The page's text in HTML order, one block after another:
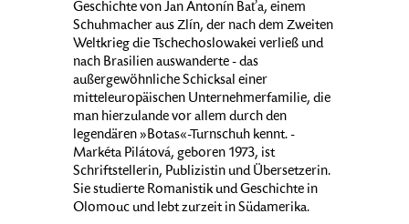
Geschichte von Jan Antonín Baťa, einem
Schuhmacher aus Zlín, der nach dem Zweiten
Weltkrieg die Tschechoslowakei verließ und
nach Brasilien auswanderte - das
außergewöhnliche Schicksal einer
mitteleuropäischen Unternehmerfamilie, die
man hierzulande vor allem durch den
legendären »Botas«-Turnschuh kennt. -
Markéta Pilátová, geboren 1973, ist
Schriftstellerin, Publizistin und Übersetzerin.
Sie studierte Romanistik und Geschichte in
Olomouc und lebt zurzeit in Südamerika.